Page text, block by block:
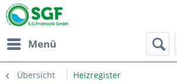
Menü
Übersicht Heizregister